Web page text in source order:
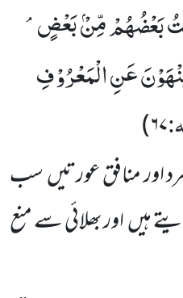
بَعْضُهُمْ مِّنْۢ بَعْضٍۘ-
عَنِ الْمَعْرُوْفِ
۶۷)
اور منافق عورتیںسب
ہیںاور بھلائی سے منع